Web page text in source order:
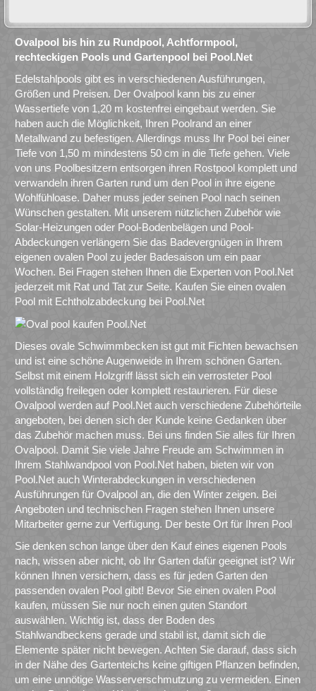
Ovalpool bis hin zu Rundpool, Achtformpool,
rechteckigen Pools und Gartenpool bei Pool.Net
Edelstahlpools gibt es in verschiedenen Ausführungen,
Größen und Preisen. Der Ovalpool kann bis zu einer
Wassertiefe von 1,20 m kostenfrei eingebaut werden. Sie
haben auch die Möglichkeit, Ihren Poolrand an einer
Metallwand zu befestigen. Allerdings muss Ihr Pool bei einer
Tiefe von 1,50 m mindestens 50 cm in die Tiefe gehen. Viele
von uns Poolbesitzern entsorgen ihren Rostpool komplett und
verwandeln ihren Garten rund um den Pool in ihre eigene
Wohlfühloase. Daher muss jeder seinen Pool nach seinen
Wünschen gestalten. Mit unserem nützlichen Zubehör wie
Solar-Heizungen oder Pool-Bodenbelägen und Pool-
Abdeckungen verlängern Sie das Badevergnügen in Ihrem
eigenen ovalen Pool zu jeder Badesaison um ein paar
Wochen. Bei Fragen stehen Ihnen die Experten von Pool.Net
jederzeit mit Rat und Tat zur Seite. Kaufen Sie einen ovalen
Pool mit Echtholzabdeckung bei Pool.Net
Dieses ovale Schwimmbecken ist gut mit Fichten bewachsen
und ist eine schöne Augenweide in Ihrem schönen Garten.
Selbst mit einem Holzgriff lässt sich ein verrosteter Pool
vollständig freilegen oder komplett restaurieren. Für diese
Ovalpool werden auf Pool.Net auch verschiedene Zubehörteile
angeboten, bei denen sich der Kunde keine Gedanken über
das Zubehör machen muss. Bei uns finden Sie alles für Ihren
Ovalpool. Damit Sie viele Jahre Freude am Schwimmen in
Ihrem Stahlwandpool von Pool.Net haben, bieten wir von
Pool.Net auch Winterabdeckungen in verschiedenen
Ausführungen für Ovalpool an, die den Winter zeigen. Bei
Angeboten und technischen Fragen stehen Ihnen unsere
Mitarbeiter gerne zur Verfügung. Der beste Ort für Ihren Pool
Sie denken schon lange über den Kauf eines eigenen Pools
nach, wissen aber nicht, ob Ihr Garten dafür geeignet ist? Wir
können Ihnen versichern, dass es für jeden Garten den
passenden ovalen Pool gibt! Bevor Sie einen ovalen Pool
kaufen, müssen Sie nur noch einen guten Standort
auswählen. Wichtig ist, dass der Boden des
Stahlwandbeckens gerade und stabil ist, damit sich die
Elemente später nicht bewegen. Achten Sie darauf, dass sich
in der Nähe des Gartenteichs keine giftigen Pflanzen befinden,
um eine unnötige Wasserverschmutzung zu vermeiden. Einen